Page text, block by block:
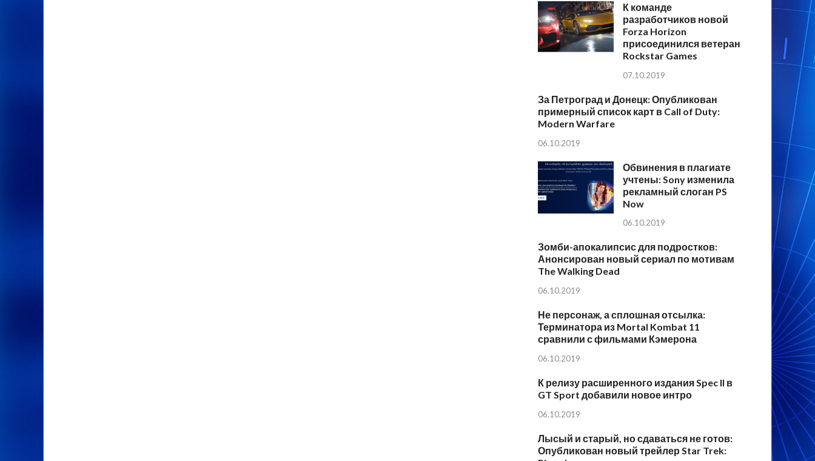
К команде
разработчиков новой
Forza Horizon
присоединился ветеран
Rockstar Games
07.10.2019
За Петроград и Донецк: Опубликован
примерный список карт в Call of Duty:
Modern Warfare
06.10.2019
Обвинения в плагиате
учтены: Sony изменила
рекламный слоган PS
Now
06.10.2019
Зомби-апокалипсис для подростков:
Анонсирован новый сериал по мотивам
The Walking Dead
06.10.2019
Не персонаж, а сплошная отсылка:
Терминатора из Mortal Kombat 11
сравнили с фильмами Кэмерона
06.10.2019
К релизу расширенного издания Spec II в
GT Sport добавили новое интро
06.10.2019
Лысый и старый, но сдаваться не готов:
Опубликован новый трейлер Star Trek: